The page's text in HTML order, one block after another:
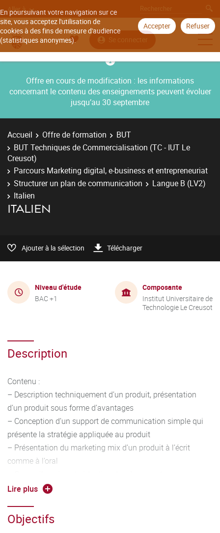
En poursuivant votre navigation sur ce
site, vous acceptez l'utilisation de
cookies à des fins de mesure d'audience
(statistiques anonymes).
Accepter Refuser
Aller à
Se connecter
Offre en cours de modification : les informations
concernant le contenu des enseignements peuvent évoluer
jusqu’au 30 septembre
Accueil Offre de formation
BUT
BUT Techniques de Commercialisation (TC - IUT Le
Creusot)
Parcours Marketing digital, e-business et entrepreneuriat
Structurer un plan de communication
Langue B (LV2)
Italien
ITALIEN
Ajouter à la sélection Télécharger
Niveau d'étude
BAC +1
Composante
Institut Universitaire de
Technologie Le Creusot
Description
Contenu :
– Description techniquement d’un produit, présentation
d’un produit sous forme d’avantages
– Conception d’un support de communication simple qui
présente la stratégie appliquée au produit
– Présentation du marketing mix d’un produit à l’écrit
comme à l’oral
commerciaux simples, rédaction des mails, mailing
découverte simple
– Production d’un support de communication commerciale
Lire plus
Objectifs